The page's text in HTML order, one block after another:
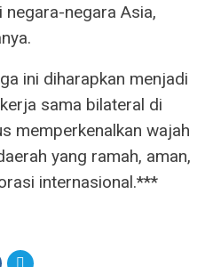
negara Asia,
ini diharapkan menjadi
sama bilateral di
memperkenalkan wajah
yang ramah, aman,
internasional.***